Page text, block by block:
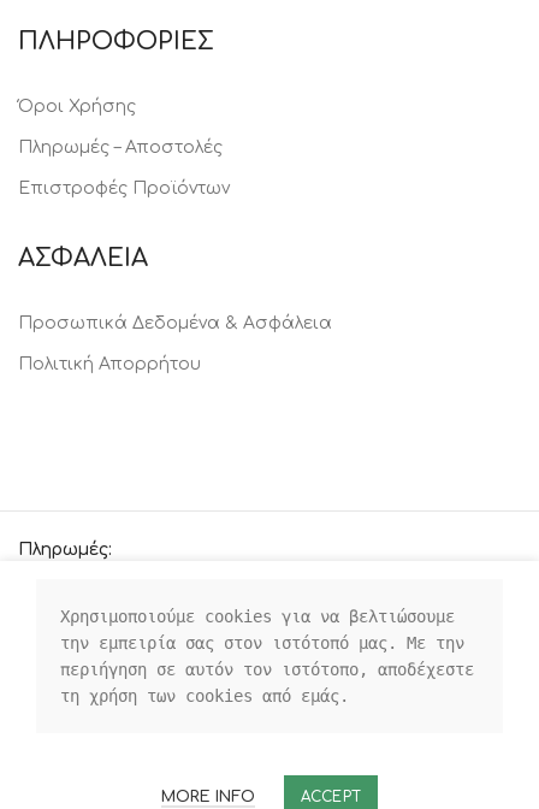
ΠΛΗΡΟΦΟΡΙΕΣ
Όροι Χρήσης
Πληρωμές – Αποστολές
Επιστροφές Προϊόντων
ΑΣΦΑΛΕΙΑ
Προσωπικά Δεδομένα & Ασφάλεια
Πολιτική Απορρήτου
Πληρωμές:
Οι κοινωνικοί μας σύνδεσμοι:
ROOMS4KIDS 2021-23 CREATED BYWEBTARGET
Χρησιμοποιούμε cookies για να βελτιώσουμε
την εμπειρία σας στον ιστότοπό μας. Με την
περιήγηση σε αυτόν τον ιστότοπο, αποδέχεστε
τη χρήση των cookies από εμάς.
MORE INFO ACCEPT